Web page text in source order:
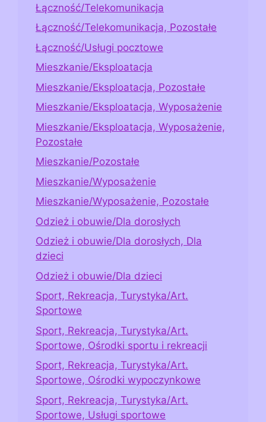
Łączność/Telekomunikacja
Łączność/Telekomunikacja, Pozostałe
Łączność/Usługi pocztowe
Mieszkanie/Eksploatacja
Mieszkanie/Eksploatacja, Pozostałe
Mieszkanie/Eksploatacja, Wyposażenie
Mieszkanie/Eksploatacja, Wyposażenie,
Pozostałe
Mieszkanie/Pozostałe
Mieszkanie/Wyposażenie
Mieszkanie/Wyposażenie, Pozostałe
Odzież i obuwie/Dla dorosłych
Odzież i obuwie/Dla dorosłych, Dla
dzieci
Odzież i obuwie/Dla dzieci
Sport, Rekreacja, Turystyka/Art.
Sportowe
Sport, Rekreacja, Turystyka/Art.
Sportowe, Ośrodki sportu i rekreacji
Sport, Rekreacja, Turystyka/Art.
Sportowe, Ośrodki wypoczynkowe
Sport, Rekreacja, Turystyka/Art.
Sportowe, Usługi sportowe